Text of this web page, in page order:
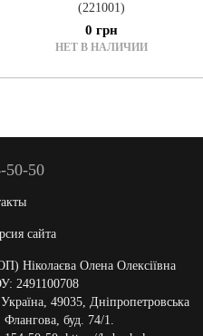
(221001)
0 грн
НЕТ В НАЛИЧИИ
50-50
сайта
Ніколаєва Олена Олексіївна
2491100708
49035, Дніпропетровська
буд. 74/1.